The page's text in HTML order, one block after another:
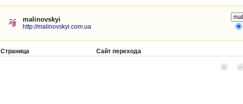
malinovskyi
http://malinovskyi.com.ua
Страница Сайт перехода